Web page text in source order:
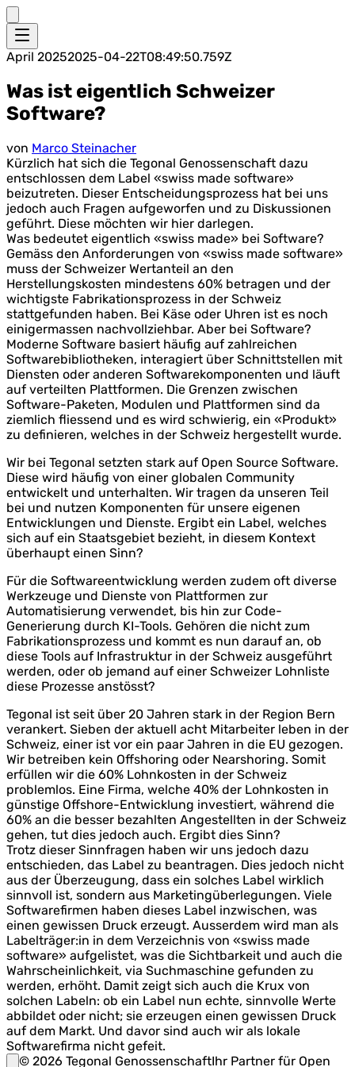
April 20252025-04-22T08:49:50.759Z
Was ist eigentlich Schweizer
Software?
von Marco Steinacher
Kürzlich hat sich die Tegonal Genossenschaft dazu
entschlossen dem Label «swiss made software»
beizutreten. Dieser Entscheidungsprozess hat bei uns
jedoch auch Fragen aufgeworfen und zu Diskussionen
geführt. Diese möchten wir hier darlegen.
Was bedeutet eigentlich «swiss made» bei Software?
Gemäss den Anforderungen von «swiss made software»
muss der Schweizer Wertanteil an den
Herstellungskosten mindestens 60% betragen und der
wichtigste Fabrikationsprozess in der Schweiz
stattgefunden haben. Bei Käse oder Uhren ist es noch
einigermassen nachvollziehbar. Aber bei Software?
Moderne Software basiert häufig auf zahlreichen
Softwarebibliotheken, interagiert über Schnittstellen mit
Diensten oder anderen Softwarekomponenten und läuft
auf verteilten Plattformen. Die Grenzen zwischen
Software-Paketen, Modulen und Plattformen sind da
ziemlich fliessend und es wird schwierig, ein «Produkt»
zu definieren, welches in der Schweiz hergestellt wurde.
Wir bei Tegonal setzten stark auf Open Source Software.
Diese wird häufig von einer globalen Community
entwickelt und unterhalten. Wir tragen da unseren Teil
bei und nutzen Komponenten für unsere eigenen
Entwicklungen und Dienste. Ergibt ein Label, welches
sich auf ein Staatsgebiet bezieht, in diesem Kontext
überhaupt einen Sinn?
Für die Softwareentwicklung werden zudem oft diverse
Werkzeuge und Dienste von Plattformen zur
Automatisierung verwendet, bis hin zur Code-
Generierung durch KI-Tools. Gehören die nicht zum
Fabrikationsprozess und kommt es nun darauf an, ob
diese Tools auf Infrastruktur in der Schweiz ausgeführt
werden, oder ob jemand auf einer Schweizer Lohnliste
diese Prozesse anstösst?
Tegonal ist seit über 20 Jahren stark in der Region Bern
verankert. Sieben der aktuell acht Mitarbeiter leben in der
Schweiz, einer ist vor ein paar Jahren in die EU gezogen.
Wir betreiben kein Offshoring oder Nearshoring. Somit
erfüllen wir die 60% Lohnkosten in der Schweiz
problemlos. Eine Firma, welche 40% der Lohnkosten in
günstige Offshore-Entwicklung investiert, während die
60% an die besser bezahlten Angestellten in der Schweiz
gehen, tut dies jedoch auch. Ergibt dies Sinn?
Trotz dieser Sinnfragen haben wir uns jedoch dazu
entschieden, das Label zu beantragen. Dies jedoch nicht
aus der Überzeugung, dass ein solches Label wirklich
sinnvoll ist, sondern aus Marketingüberlegungen. Viele
Softwarefirmen haben dieses Label inzwischen, was
einen gewissen Druck erzeugt. Ausserdem wird man als
Labelträger:in in dem Verzeichnis von «swiss made
software» aufgelistet, was die Sichtbarkeit und auch die
Wahrscheinlichkeit, via Suchmaschine gefunden zu
werden, erhöht. Damit zeigt sich auch die Krux von
solchen Labeln: ob ein Label nun echte, sinnvolle Werte
abbildet oder nicht; sie erzeugen einen gewissen Druck
auf dem Markt. Und davor sind auch wir als lokale
Softwarefirma nicht gefeit.
© 2026 Tegonal GenossenschaftIhr Partner für Open